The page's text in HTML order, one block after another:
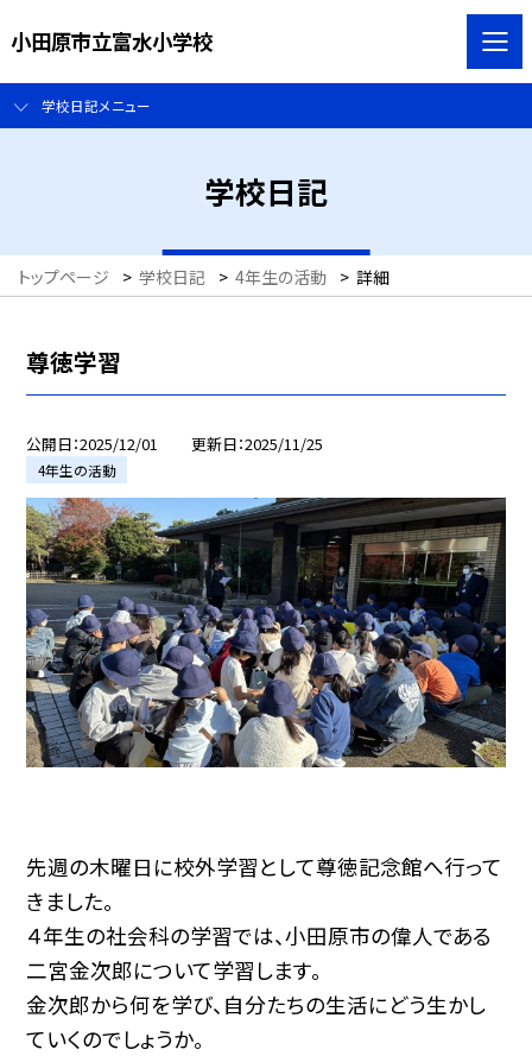
小田原市立富水小学校
学校日記メニュー
学校日記
トップページ > 学校日記 > 4年生の活動 > 詳細
尊徳学習
公開日 2025/12/01 更新日 2025/11/25
4年生の活動
先週の木曜日に校外学習として尊徳記念館へ行って
きました。
４年生の社会科の学習では、小田原市の偉人である
二宮金次郎について学習します。
金次郎から何を学び、自分たちの生活にどう生かし
ていくのでしょうか。